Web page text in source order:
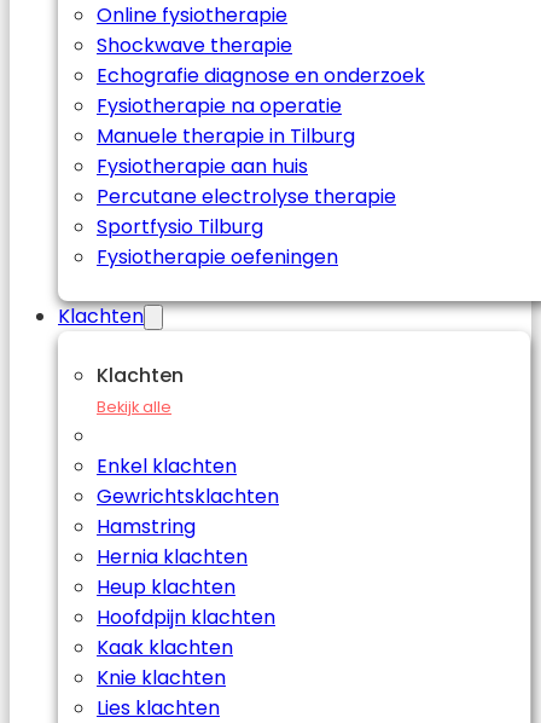
Online fysiotherapie
Shockwave therapie
Echografie diagnose en onderzoek
Fysiotherapie na operatie
Manuele therapie in Tilburg
Fysiotherapie aan huis
Percutane electrolyse therapie
Sportfysio Tilburg
Fysiotherapie oefeningen
Klachten
Klachten
Bekijk alle
Enkel klachten
Gewrichtsklachten
Hamstring
Hernia klachten
Heup klachten
Hoofdpijn klachten
Kaak klachten
Knie klachten
Lies klachten